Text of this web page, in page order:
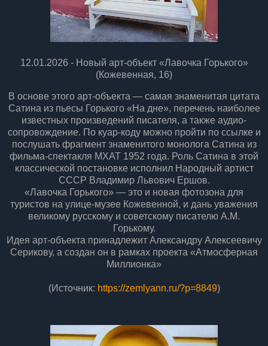
12.01.2026 - Новый арт-объект «Лавочка Горького»
(Кожевенная, 16)
В основе этого арт-объекта — самая знаменитая цитата
Сатина из пьесы Горького «На дне», перечень наиболее
известных произведений писателя, а также аудио-
сопровождение. По куар-коду можно пройти по ссылке и
послушать фрагмент знаменитого монолога Сатина из
фильма-спектакля МХАТ 1952 года. Роль Сатина в этой
классической постановке исполнил Народный артист
СССР Владимир Львович Ершов.
«Лавочка Горького» — это и новая фотозона для
туристов на улице-музее Кожевенной, и дань уважения
великому русскому и советскому писателю А.М.
Горькому.
Идея арт-объекта принадлежит Александру Алексеевичу
Серикову, а создан он в рамках проекта «Атмосферная
Миллионка»
(Источник: https://zemlyann.ru/?p=8849)